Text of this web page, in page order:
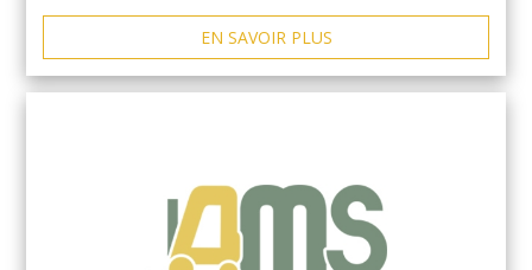
EN SAVOIR PLUS